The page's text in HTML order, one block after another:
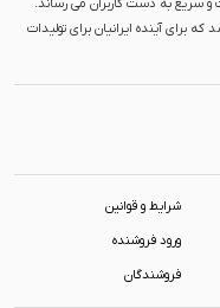
و سریع به دست کاربران می رساند.
که برای آینده ایرانیان برای تولیدات
شرایط و قوانین
ورود فروشنده
فروشندگان